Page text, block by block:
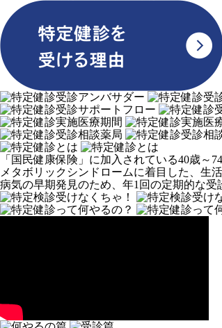
「国民健康保険」に加入されている40歳～
メタボリックシンドロームに着目した、生
病気の早期発見のため、年1回の定期的な受